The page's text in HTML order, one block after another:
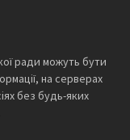
ради можуть бути
на серверах
без будь-яких